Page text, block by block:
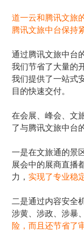
道一云和腾讯文旅
腾讯文旅中台保持
通过腾讯文旅中台
我们节省了大量的
我们提供了一站式
在会展、峰会、文
一是在文旅通的景
展会中的展商直播
力， 实现了专业稳
二是通过内容安全
涉黄、涉政、涉暴
险，而且还节省了